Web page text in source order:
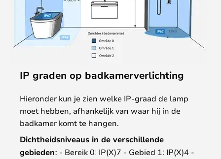
IP graden op badkamerverlichting
Hieronder kun je zien welke IP-graad de lamp
moet hebben, afhankelijk van waar hij in de
badkamer komt te hangen.
Dichtheidsniveaus in de verschillende
gebiedenː - Bereik 0ː IP(X)7 - Gebied 1ː IP(X)4 -